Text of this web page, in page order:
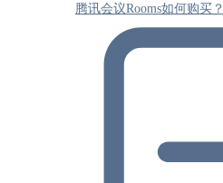
腾讯会议Rooms如何购买？